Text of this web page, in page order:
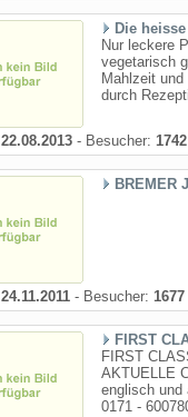
Die
Nur leckere
vegetarisch
Mahlzeit
durch
22.08.2013 - Besucher: 1742
BREMER
24.11.2011 - Besucher: 1677
FIRST
FIRST
AKTUELLE
englisch und
0171 -